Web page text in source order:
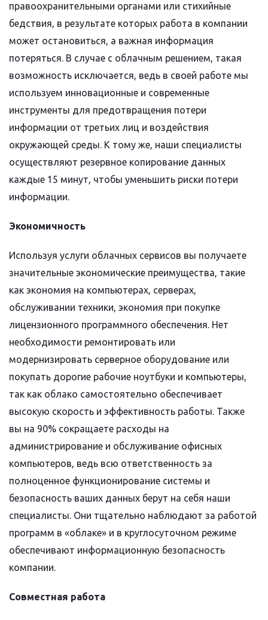
правоохранительными органами или стихийные
бедствия, в результате которых работа в компании
может остановиться, а важная информация
потеряться. В случае с облачным решением, такая
возможность исключается, ведь в своей работе мы
используем инновационные и современные
инструменты для предотвращения потери
информации от третьих лиц и воздействия
окружающей среды. К тому же, наши специалисты
осуществляют резервное копирование данных
каждые 15 минут, чтобы уменьшить риски потери
информации.
Экономичность
Используя услуги облачных сервисов вы получаете
значительные экономические преимущества, такие
как экономия на компьютерах, серверах,
обслуживании техники, экономия при покупке
лицензионного программного обеспечения. Нет
необходимости ремонтировать или
модернизировать серверное оборудование или
покупать дорогие рабочие ноутбуки и компьютеры,
так как облако самостоятельно обеспечивает
высокую скорость и эффективность работы. Также
вы на 90% сокращаете расходы на
администрирование и обслуживание офисных
компьютеров, ведь всю ответственность за
полноценное функционирование системы и
безопасность ваших данных берут на себя наши
специалисты. Они тщательно наблюдают за работой
программ в «облаке» и в круглосуточном режиме
обеспечивают информационную безопасность
компании.
Совместная работа